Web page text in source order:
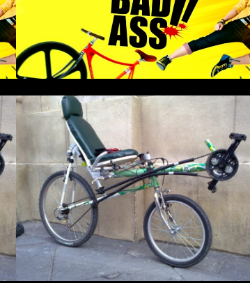
Como construir una bicicleta
reclinada corta paso a paso